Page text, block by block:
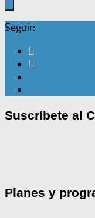
Seguir:
Suscríbete al
Planes y